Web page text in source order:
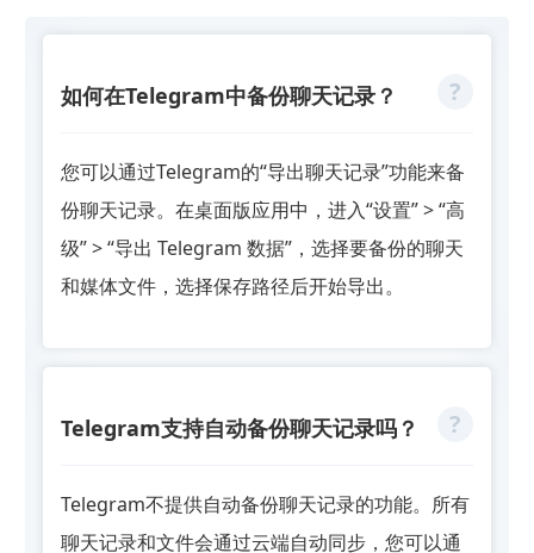
如何在Telegram中备份聊天记录？
您可以通过Telegram的“导出聊天记录”功能来备
份聊天记录。在桌面版应用中，进入“设置” > “高
级” > “导出 Telegram 数据”，选择要备份的聊天
和媒体文件，选择保存路径后开始导出。
Telegram支持自动备份聊天记录吗？
Telegram不提供自动备份聊天记录的功能。所有
聊天记录和文件会通过云端自动同步，您可以通